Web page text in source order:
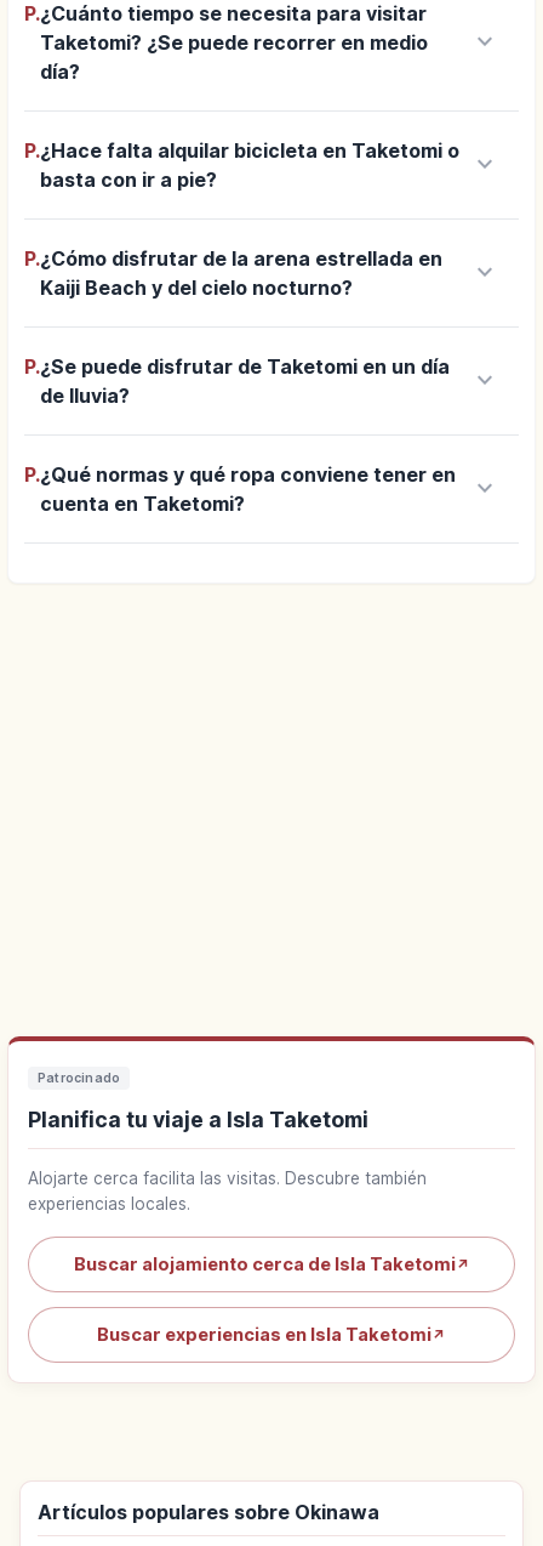
P.¿Cuánto tiempo se necesita para visitar
Taketomi? ¿Se puede recorrer en medio
día?
keyboard_arrow_down
P.¿Hace falta alquilar bicicleta en Taketomi o
basta con ir a pie?
keyboard_arrow_down
P.¿Cómo disfrutar de la arena estrellada en
Kaiji Beach y del cielo nocturno?
keyboard_arrow_down
P.¿Se puede disfrutar de Taketomi en un día
de lluvia?
keyboard_arrow_down
P.¿Qué normas y qué ropa conviene tener en
cuenta en Taketomi?
keyboard_arrow_down
Patrocinado
Planifica tu viaje a Isla Taketomi
Alojarte cerca facilita las visitas. Descubre también
experiencias locales.
Buscar alojamiento cerca de Isla Taketomi↗
Buscar experiencias en Isla Taketomi↗
Artículos populares sobre Okinawa